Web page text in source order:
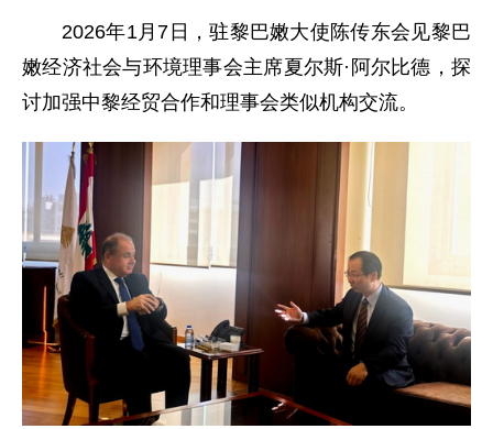
2026年1月7日，驻黎巴嫩大使陈传东会见黎巴
嫩经济社会与环境理事会主席夏尔斯·阿尔比德，探
讨加强中黎经贸合作和理事会类似机构交流。